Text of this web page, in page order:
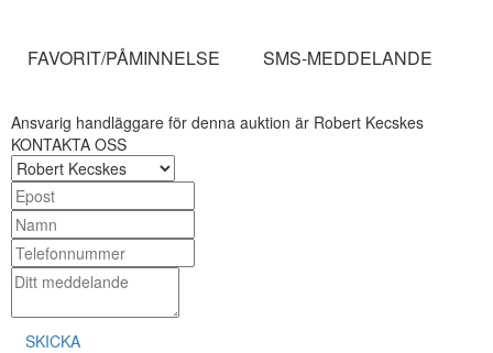
FAVORIT/PÅMINNELSE SMS-MEDDELANDE
Ansvarig handläggare för denna auktion är Robert Kecskes
KONTAKTA OSS
SKICKA